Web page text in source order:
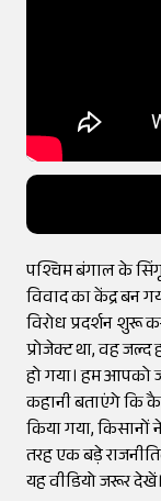
पश्चिम बंगाल के
विवाद का केंद्र बन
विरोध प्रदर्शन
प्रोजेक्ट था, वह
हो गया। हम आपको
कहानी बताएंगे कि
किया गया, किसानों
तरह एक बड़े
यह वीडियो जरूर देखें।